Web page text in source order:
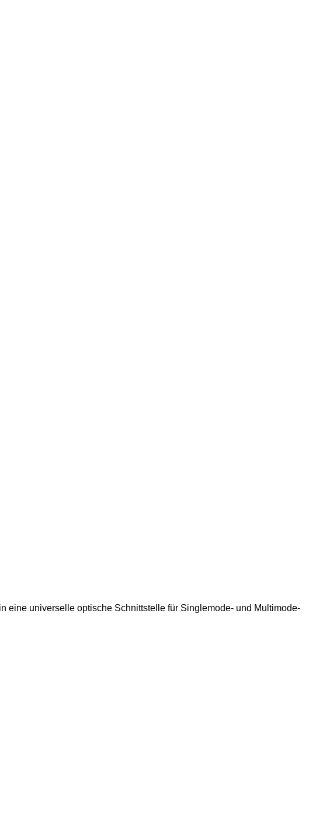
eine universelle optische Schnittstelle für Singlemode- und Multimode-